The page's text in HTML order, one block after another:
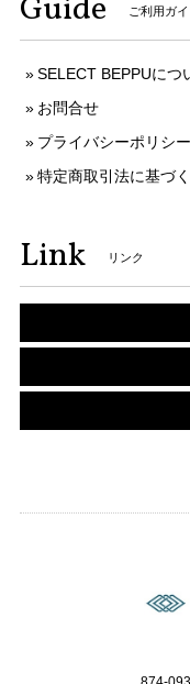
Guide ご利用ガ
SELECT BEPPUにつ
お問合せ
プライバシーポリシー
特定商取引法に基づ
Link リンク